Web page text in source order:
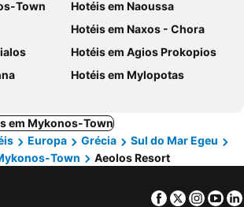
Town
Hotéis em Naoussa
Hotéis em Naxos - Chora
Hotéis em Agios Prokopios
Hotéis em Mylopotas
em Mykonos-Town
Europa Grécia
Sul do Mar Egeu
Town Aeolos Resort
Facebook
Twitter